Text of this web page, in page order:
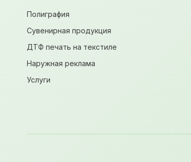
Полиграфия
Сувенирная продукция
ДТФ печать на текстиле
Наружная реклама
Услуги